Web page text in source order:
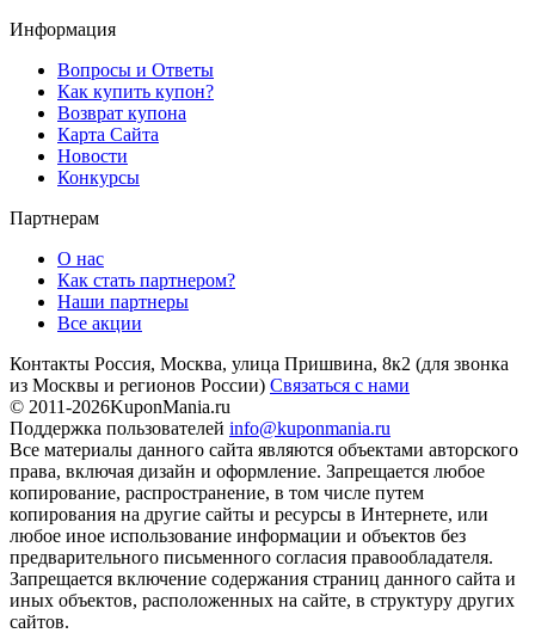
Информация
Вопросы и Ответы
Как купить купон?
Возврат купона
Карта Сайта
Новости
Конкурсы
Партнерам
О нас
Как стать партнером?
Наши партнеры
Все акции
Контакты Россия, Москва, улица Пришвина, 8к2 (для звонка
из Москвы и регионов России) Связаться с нами
© 2011-2026KuponMania.ru
Поддержка пользователей info@kuponmania.ru
Все материалы данного сайта являются объектами авторского
права, включая дизайн и оформление. Запрещается любое
копирование, распространение, в том числе путем
копирования на другие сайты и ресурсы в Интернете, или
любое иное использование информации и объектов без
предварительного письменного согласия правообладателя.
Запрещается включение содержания страниц данного сайта и
иных объектов, расположенных на сайте, в структуру других
сайтов.